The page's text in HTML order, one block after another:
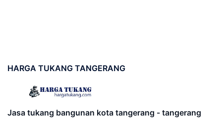
HARGA TUKANG TANGERANG
Jasa tukang bangunan kota tangerang - tangerang